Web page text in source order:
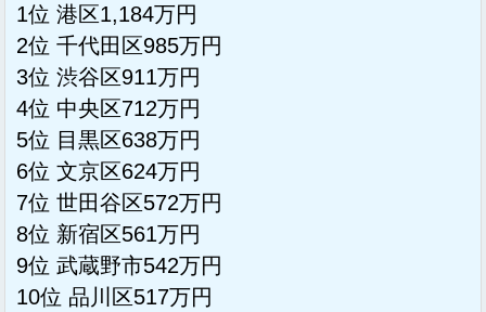
1位 港区1,184万円
2位 千代田区985万円
3位 渋谷区911万円
4位 中央区712万円
5位 目黒区638万円
6位 文京区624万円
7位 世田谷区572万円
8位 新宿区561万円
9位 武蔵野市542万円
10位 品川区517万円